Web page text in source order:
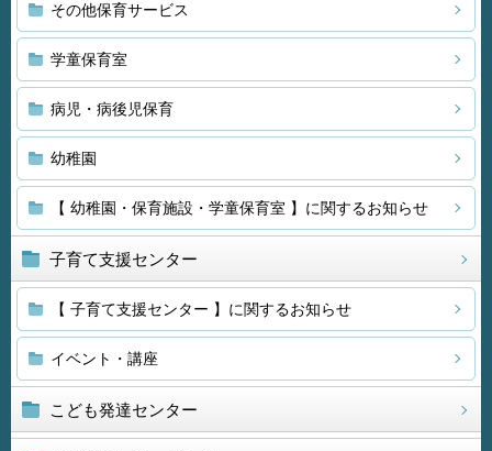
その他保育サービス
学童保育室
病児・病後児保育
幼稚園
【 幼稚園・保育施設・学童保育室 】に関するお知らせ
子育て支援センター
【 子育て支援センター 】に関するお知らせ
イベント・講座
こども発達センター